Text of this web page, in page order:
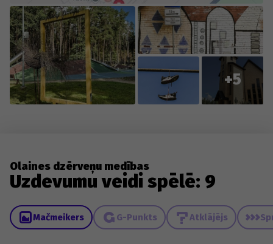
+5
Olaines dzērveņu medības
Uzdevumu veidi spēlē: 9
Mačmeikers G-Punkts Atklājējs